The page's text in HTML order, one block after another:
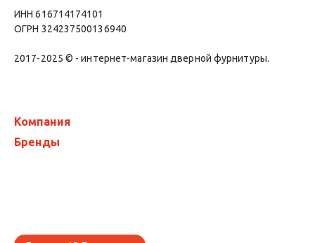
ИНН 616714174101
ОГРН 324237500136940
2017-2025 © - интернет-магазин дверной фурнитуры.
Компания
Бренды